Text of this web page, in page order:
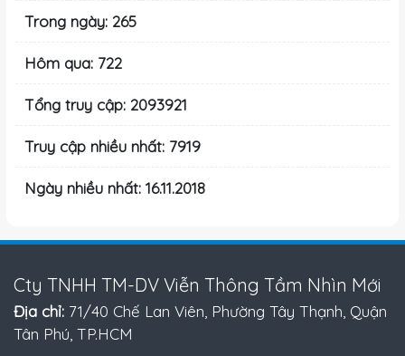
Trong ngày: 265
Hôm qua: 722
Tổng truy cập: 2093921
Truy cập nhiều nhất: 7919
Ngày nhiều nhất: 16.11.2018
Cty TNHH TM-DV Viễn Thông Tầm Nhìn Mới
Địa chỉ: 71/40 Chế Lan Viên, Phường Tây Thạnh, Quận
Tân Phú, TP.HCM